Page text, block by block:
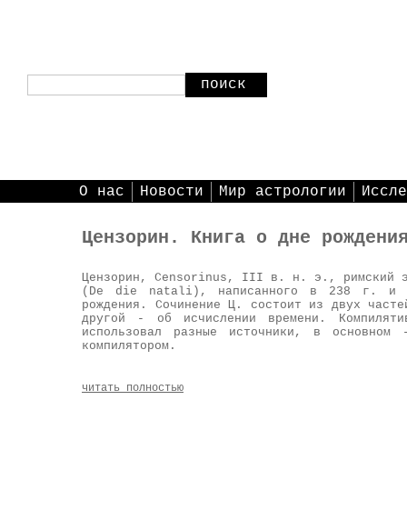
поиск
О нас Новости Мир астрологии
Цензорин. Книга о дне
Цензорин, Censorinus, III в. н. э., римский
(De die natali), написанного в 238 г. и
рождения. Сочинение Ц. состоит из двух
другой - об исчислении времени.
использовал разные источники, в
компилятором.
читать полностью